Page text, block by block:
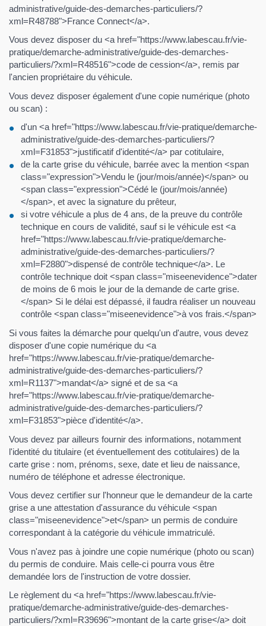
administrative/guide-des-demarches-particuliers/?
xml=R48788">France Connect</a>.
Vous devez disposer du <a href="https://www.labescau.fr/vie-
pratique/demarche-administrative/guide-des-demarches-
particuliers/?xml=R48516">code de cession</a>, remis par
l'ancien propriétaire du véhicule.
Vous devez disposer également d'une copie numérique (photo
ou scan) :
d'un <a href="https://www.labescau.fr/vie-pratique/demarche-
administrative/guide-des-demarches-particuliers/?
xml=F31853">justificatif d'identité</a> par cotitulaire,
de la carte grise du véhicule, barrée avec la mention <span
class="expression">Vendu le (jour/mois/année)</span> ou
<span class="expression">Cédé le (jour/mois/année)
</span>, et avec la signature du prêteur,
si votre véhicule a plus de 4 ans, de la preuve du contrôle
technique en cours de validité, sauf si le véhicule est <a
href="https://www.labescau.fr/vie-pratique/demarche-
administrative/guide-des-demarches-particuliers/?
xml=F2880">dispensé de contrôle technique</a>. Le
contrôle technique doit <span class="miseenevidence">dater
de moins de 6 mois le jour de la demande de carte grise.
</span> Si le délai est dépassé, il faudra réaliser un nouveau
contrôle <span class="miseenevidence">à vos frais.</span>
Si vous faites la démarche pour quelqu'un d'autre, vous devez
disposer d'une copie numérique du <a
href="https://www.labescau.fr/vie-pratique/demarche-
administrative/guide-des-demarches-particuliers/?
xml=R1137">mandat</a> signé et de sa <a
href="https://www.labescau.fr/vie-pratique/demarche-
administrative/guide-des-demarches-particuliers/?
xml=F31853">pièce d'identité</a>.
Vous devez par ailleurs fournir des informations, notamment
l'identité du titulaire (et éventuellement des cotitulaires) de la
carte grise : nom, prénoms, sexe, date et lieu de naissance,
numéro de téléphone et adresse électronique.
Vous devez certifier sur l'honneur que le demandeur de la carte
grise a une attestation d'assurance du véhicule <span
class="miseenevidence">et</span> un permis de conduire
correspondant à la catégorie du véhicule immatriculé.
Vous n'avez pas à joindre une copie numérique (photo ou scan)
du permis de conduire. Mais celle-ci pourra vous être
demandée lors de l'instruction de votre dossier.
Le règlement du <a href="https://www.labescau.fr/vie-
pratique/demarche-administrative/guide-des-demarches-
particuliers/?xml=R39696">montant de la carte grise</a> doit